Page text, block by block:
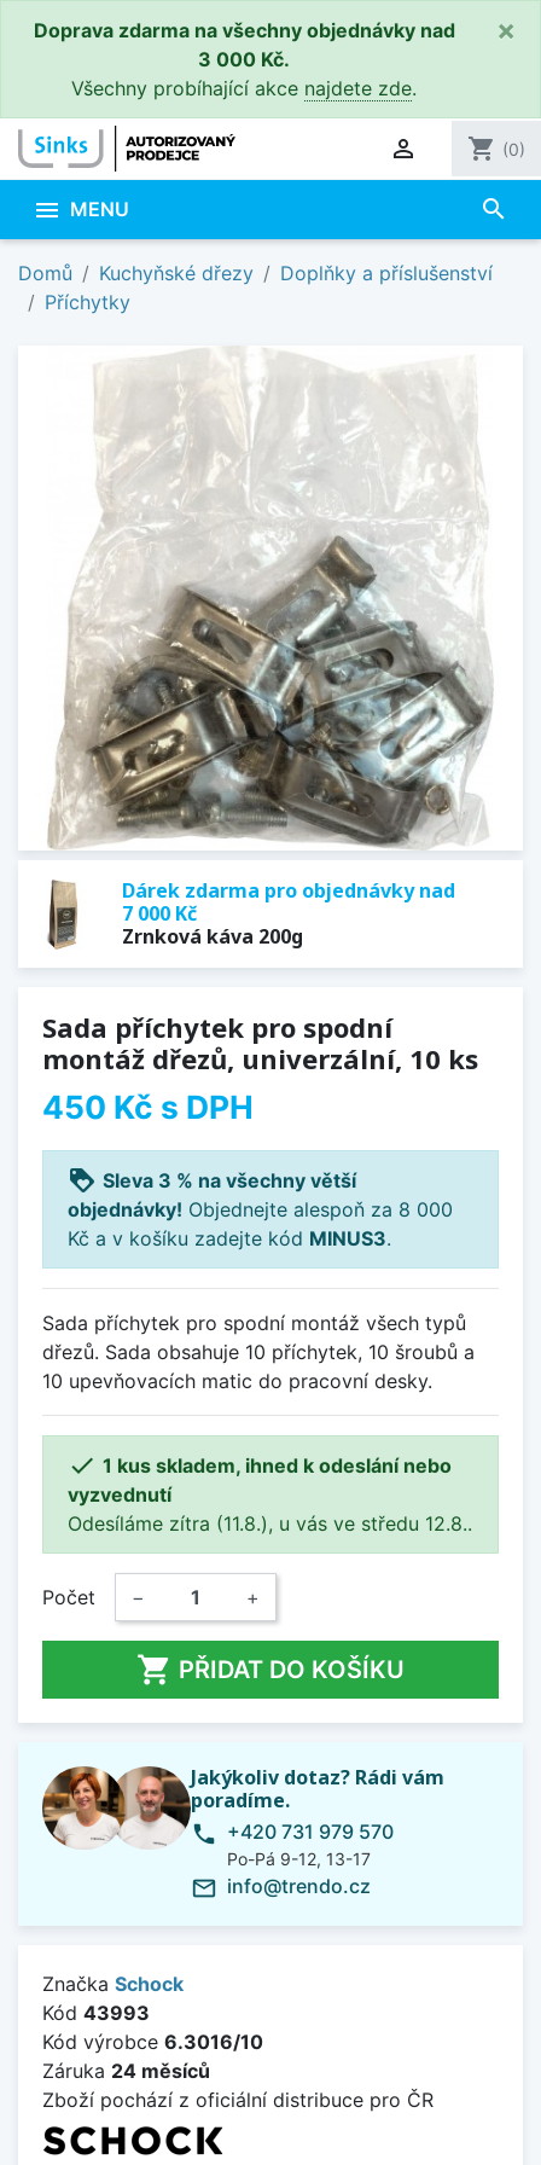
Doprava zdarma na všechny objednávky nad
3 000 Kč.
Všechny probíhající akce najdete zde.
×
 shopping_cart (0)
 MENU search
Domů Kuchyňské dřezy
Doplňky a příslušenství
Příchytky
Dárek zdarma pro objednávky nad
7 000 Kč
Zrnková káva 200g
Sada příchytek pro spodní
montáž dřezů, univerzální, 10 ks
450 Kč s DPH
loyalty Sleva 3 % na všechny větší
objednávky! Objednejte alespoň za 8 000
Kč a v košíku zadejte kód MINUS3.
Sada příchytek pro spodní montáž všech typů
dřezů. Sada obsahuje 10 příchytek, 10 šroubů a
10 upevňovacích matic do pracovní desky.
 1 kus skladem, ihned k odeslání nebo
vyzvednutí
Odesíláme zítra (11.8.), u vás ve středu 12.8..
Počet − +
 PŘIDAT DO KOŠÍKU
Jakýkoliv dotaz? Rádi vám
poradíme.
phone +420 731 979 570
Po-Pá 9-12, 13-17
mail_outline info@trendo.cz
Značka Schock
Kód 43993
Kód výrobce 6.3016/10
Záruka 24 měsíců
Zboží pochází z oficiální distribuce pro ČR